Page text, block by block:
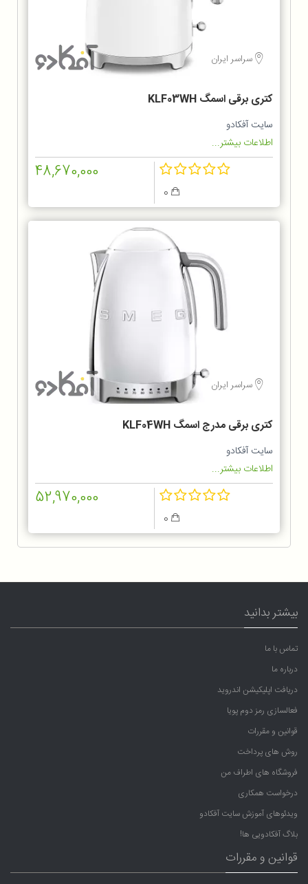
سراسر ایران
کتری برقی اسمگ KLF03WH
سایت آفکادو
اطلاعات بیشتر...
48,670,000
سراسر ایران
کتری برقی مدرج اسمگ KLF04WH
سایت آفکادو
اطلاعات بیشتر...
52,970,000
بیشتر بدانید
تماس با ما
درباره ما
دریافت اپلیکیشن اندروید
فعالسازی رمز دوم پویا
قوانین و مقررات
روش های پرداخت
فروشگاه های اطراف من
درخواست همکاری
ویدئوهای آموزش سایت آفکادو
بلاگ آفکادویی ها!
قوانین و مقررات